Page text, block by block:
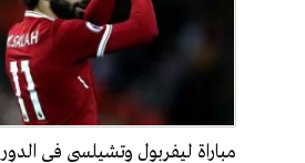
مباراة ليفربول وتشيلسى فى